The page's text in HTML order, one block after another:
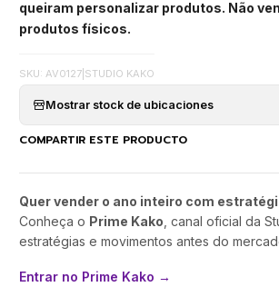
queiram personalizar produtos. Não
produtos físicos.
SKU: AV0127 STUDIO KAKO
Mostrar stock de ubicaciones
COMPARTIR ESTE PRODUCTO
Quer vender o ano inteiro com
Conheça o Prime Kako , canal oficial da
estratégias e movimentos antes do
Entrar no Prime Kako →